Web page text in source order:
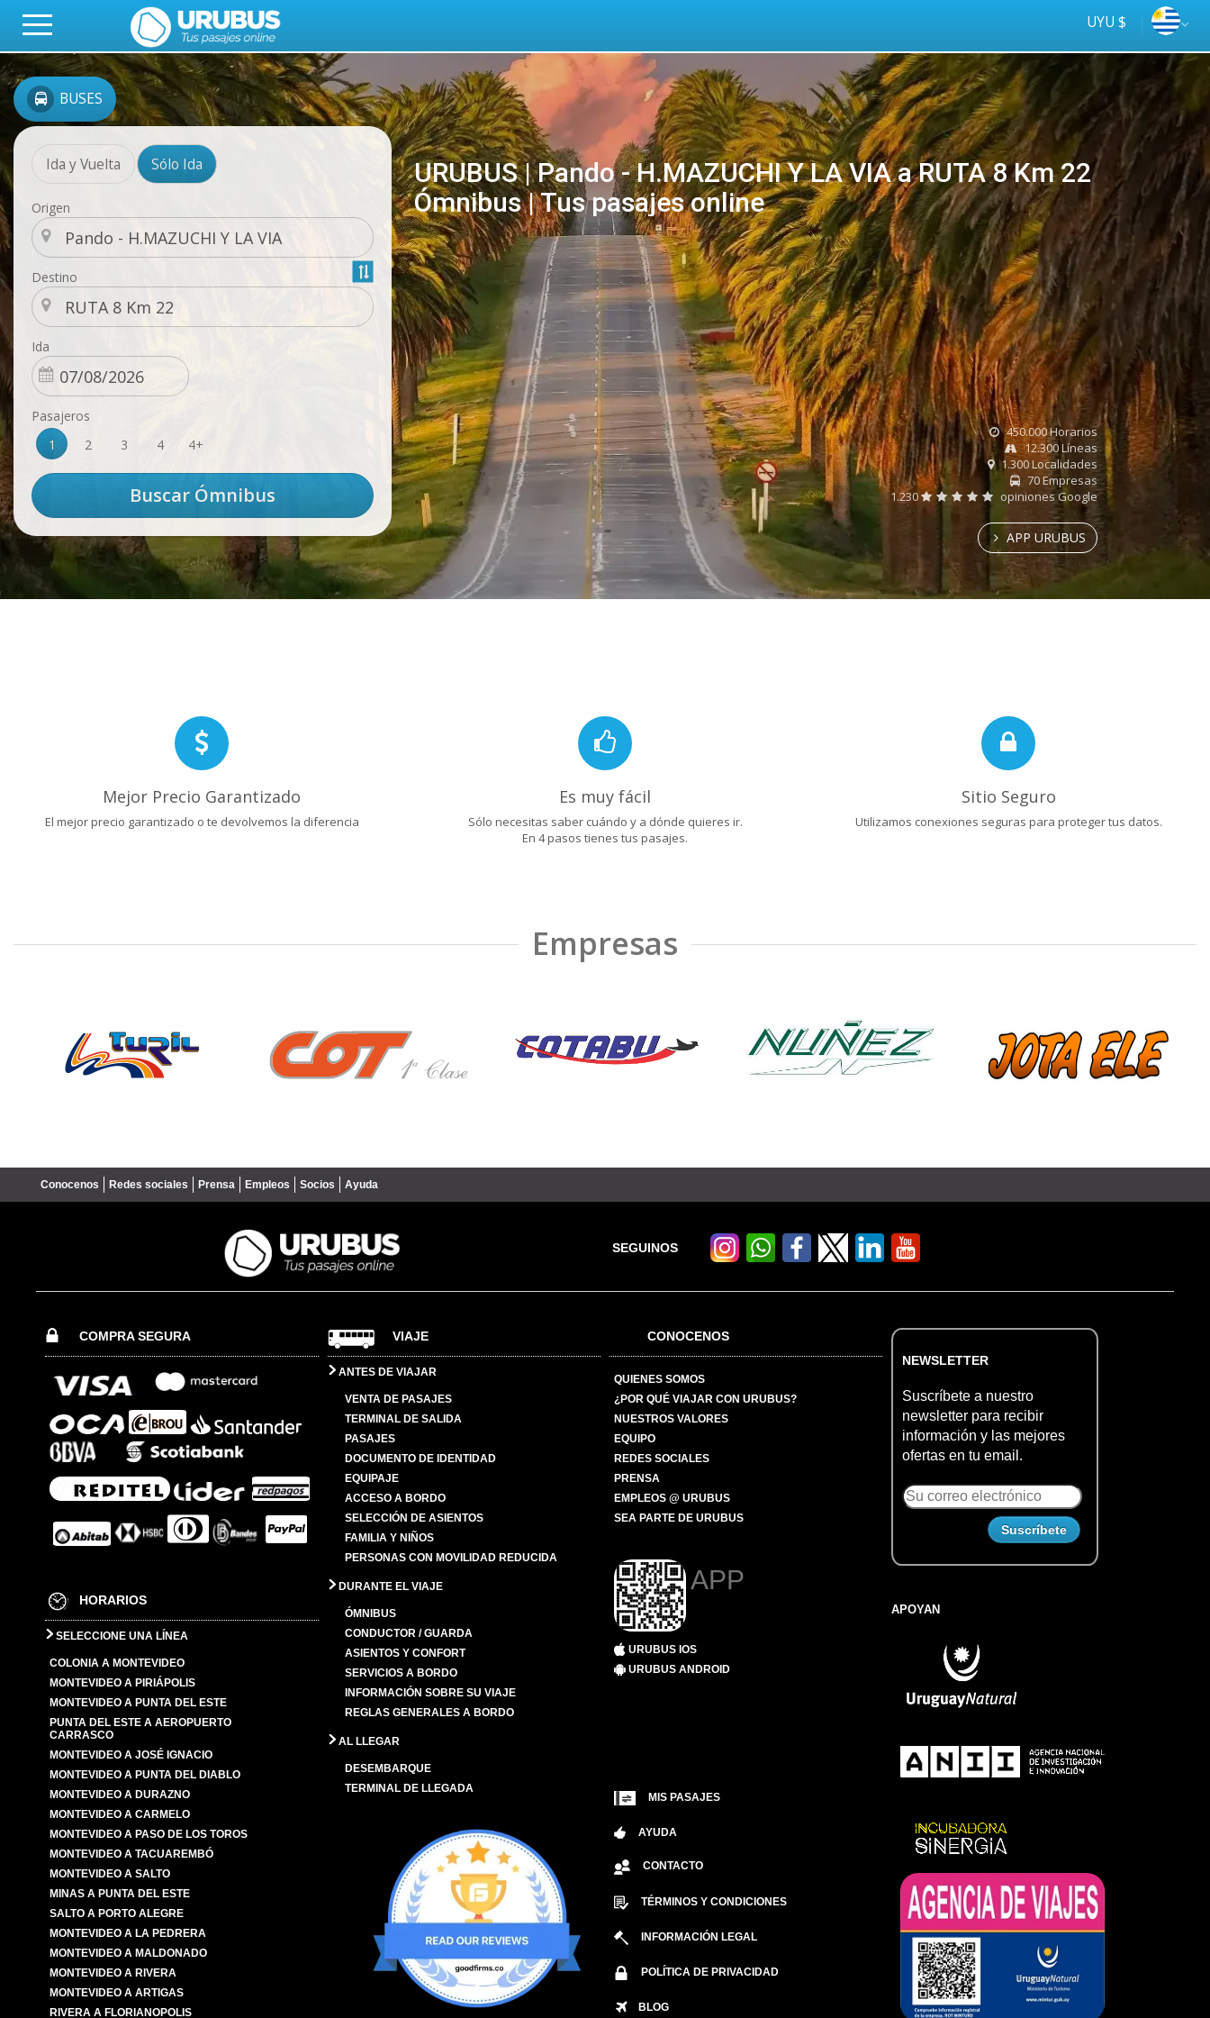
UYU $
BUSES
Ida y Vuelta Sólo Ida
Origen
Destino
Ida
Pasajeros
1
2 3 4 4+
URUBUS | Pando - H.MAZUCHI Y LA VIA a RUTA 8 Km 22
Ómnibus | Tus pasajes online
online
Tus
ómnibus
450.000 Horarios
12.300 Líneas
1.300 Localidades
70 Empresas
1.230
opiniones Google
APP URUBUS
Mejor Precio Garantizado
El mejor precio garantizado o te devolvemos la diferencia
Es muy fácil
Sólo necesitas saber cuándo y a dónde quieres ir.
En 4 pasos tienes tus pasajes.
Sitio Seguro
Utilizamos conexiones seguras para proteger tus datos.
Empresas
Conocenos Redes sociales Prensa Empleos Socios Ayuda
SEGUINOS
COMPRA SEGURA
HORARIOS
SELECCIONE UNA LÍNEA
COLONIA A MONTEVIDEO
MONTEVIDEO A PIRIÁPOLIS
MONTEVIDEO A PUNTA DEL ESTE
PUNTA DEL ESTE A AEROPUERTO
CARRASCO
MONTEVIDEO A JOSÉ IGNACIO
MONTEVIDEO A PUNTA DEL DIABLO
MONTEVIDEO A DURAZNO
MONTEVIDEO A CARMELO
MONTEVIDEO A PASO DE LOS TOROS
MONTEVIDEO A TACUAREMBÓ
MONTEVIDEO A SALTO
MINAS A PUNTA DEL ESTE
SALTO A PORTO ALEGRE
MONTEVIDEO A LA PEDRERA
MONTEVIDEO A MALDONADO
MONTEVIDEO A RIVERA
MONTEVIDEO A ARTIGAS
RIVERA A FLORIANOPOLIS
VIAJE
ANTES DE VIAJAR
VENTA DE PASAJES
TERMINAL DE SALIDA
PASAJES
DOCUMENTO DE IDENTIDAD
EQUIPAJE
ACCESO A BORDO
SELECCIÓN DE ASIENTOS
FAMILIA Y NIÑOS
PERSONAS CON MOVILIDAD REDUCIDA
DURANTE EL VIAJE
ÓMNIBUS
CONDUCTOR / GUARDA
ASIENTOS Y CONFORT
SERVICIOS A BORDO
INFORMACIÓN SOBRE SU VIAJE
REGLAS GENERALES A BORDO
AL LLEGAR
DESEMBARQUE
TERMINAL DE LLEGADA
CONOCENOS
QUIENES SOMOS
¿POR QUÉ VIAJAR CON URUBUS?
NUESTROS VALORES
EQUIPO
REDES SOCIALES
PRENSA
EMPLEOS @ URUBUS
SEA PARTE DE URUBUS
APP
URUBUS IOS
URUBUS ANDROID
MIS PASAJES
AYUDA
CONTACTO
TÉRMINOS Y CONDICIONES
INFORMACIÓN LEGAL
POLÍTICA DE PRIVACIDAD
BLOG
NEWSLETTER
Suscríbete a nuestro
newsletter para recibir
información y las mejores
ofertas en tu email.
APOYAN